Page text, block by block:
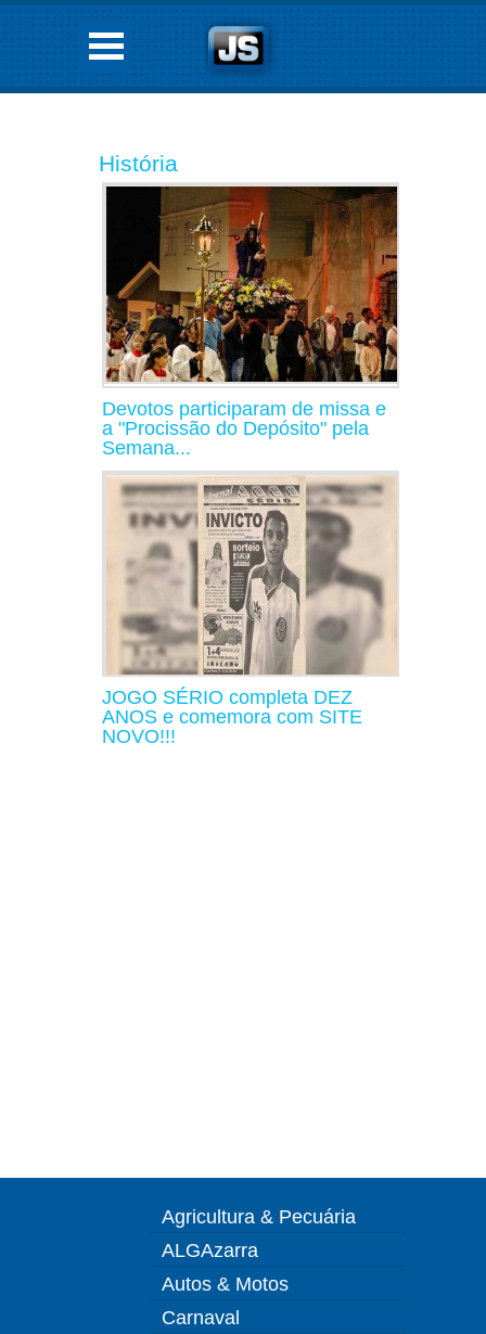
História
Devotos participaram de missa e
a "Procissão do Depósito" pela
Semana...
JOGO SÉRIO completa DEZ
ANOS e comemora com SITE
NOVO!!!
Agricultura & Pecuária
ALGAzarra
Autos & Motos
Carnaval